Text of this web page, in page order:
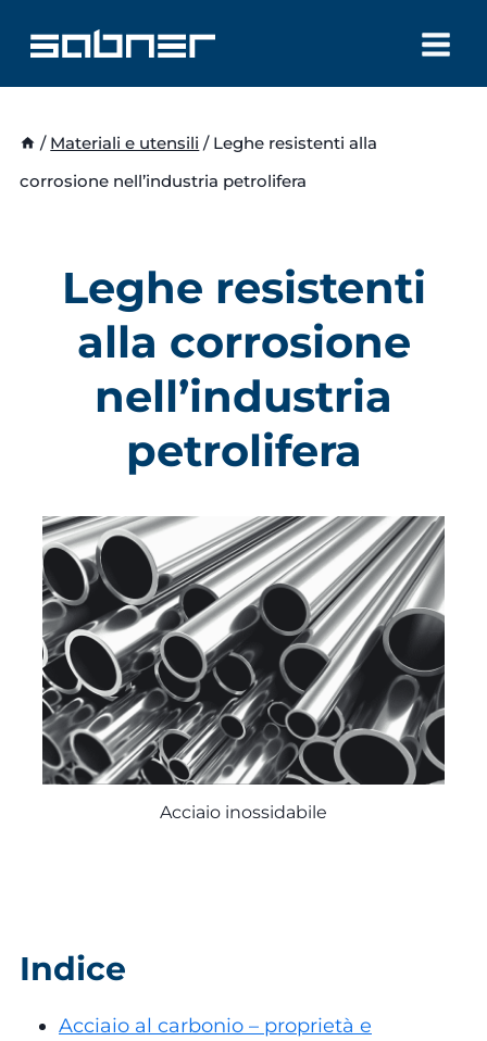
contenuto
/ Materiali e utensili / Leghe resistenti alla
corrosione nell’industria petrolifera
Leghe resistenti
alla corrosione
nell’industria
petrolifera
Acciaio inossidabile
Indice
Acciaio al carbonio – proprietà e